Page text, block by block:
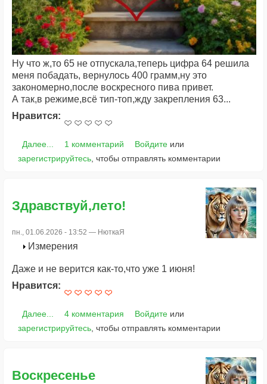
Ну что ж,то 65 не отпускала,теперь цифра 64 решила
меня побадать, вернулось 400 грамм,ну это
закономерно,после воскресного пива привет.
А так,в режиме,всё тип-топ,жду закрепления 63...
Нравится:
Далее... 1 комментарий Войдитеили
зарегистрируйтесь, чтобы отправлять комментарии
Здравствуй,лето!
пн., 01.06.2026 - 13:52 — НюткаЯ
Измерения
Даже и не верится как-то,что уже 1 июня!
Нравится:
Далее... 4 комментария Войдитеили
зарегистрируйтесь , чтобы отправлять комментарии
Воскресенье